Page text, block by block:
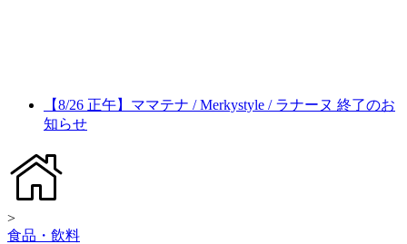
【8/26 正午】ママテナ / Merkystyle / ラナーヌ 終了のお
知らせ
>
食品・飲料